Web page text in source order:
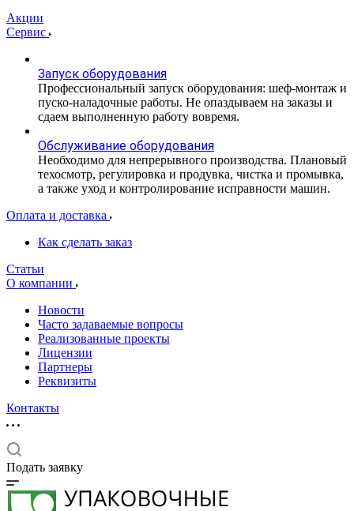
Акции
Сервис
Запуск оборудования
Профессиональный запуск оборудования: шеф-монтаж и
пуско-наладочные работы. Не опаздываем на заказы и
сдаем выполненную работу вовремя.
Обслуживание оборудования
Необходимо для непрерывного производства. Плановый
техосмотр, регулировка и продувка, чистка и промывка,
а также уход и контролирование исправности машин.
Оплата и доставка
Как сделать заказ
Статьи
О компании
Новости
Часто задаваемые вопросы
Реализованные проекты
Лицензии
Партнеры
Реквизиты
Контакты
Подать заявку